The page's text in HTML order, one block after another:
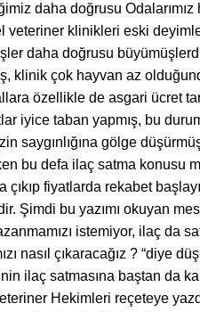
daha doğrusu Odalarımız
veteriner klinikleri eski
daha doğrusu
klinik çok hayvan az
özellikle de asgari ücret
iyice taban yapmış, bu
saygınlığına gölge
bu defa ilaç satma konusu
çıkıp fiyatlarda rekabet
Şimdi bu yazımı okuyan
istemiyor, ilaç da
nasıl çıkaracağız ? “diye
ilaç satmasına baştan da
Hekimleri reçeteye